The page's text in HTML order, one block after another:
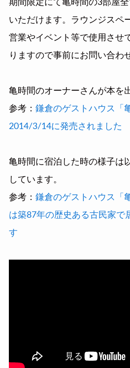
期間限定にて亀時間の3部屋
いただけます。ラウンジスペ
営業やイベント等で使用させ
りますので事前にお問い合わ
亀時間のオーナーさんが本を
参考： 鎌倉のゲストハウス「
2014/3/14に発売されました
亀時間に宿泊した時の様子は
しています。
参考： 鎌倉のゲストハウス「
は築87年の歴史ある古民家で
す